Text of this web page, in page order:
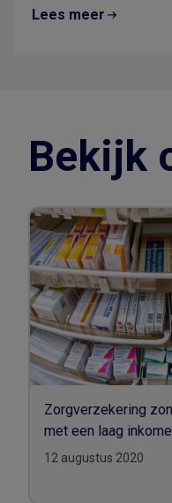
Lees meer
Bekijk
Zorgverzekering
met een laag
12 augustus 2020